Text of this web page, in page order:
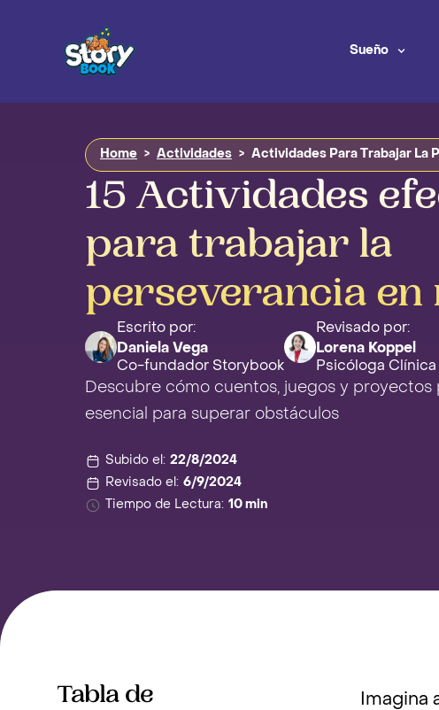
Sueño
Home > Actividades > Actividades Para Trabajar La
15 Actividades
para trabajar la
perseverancia en
Escrito por:
Daniela Vega
Co-fundador Storybook
Revisado por:
Lorena Koppel
Psicóloga Clínica
Descubre cómo cuentos, juegos y
esencial para superar obstáculos
Subido el: 22/8/2024
Revisado el: 6/9/2024
Tiempo de Lectura: 10 min
Tabla de
Imagina